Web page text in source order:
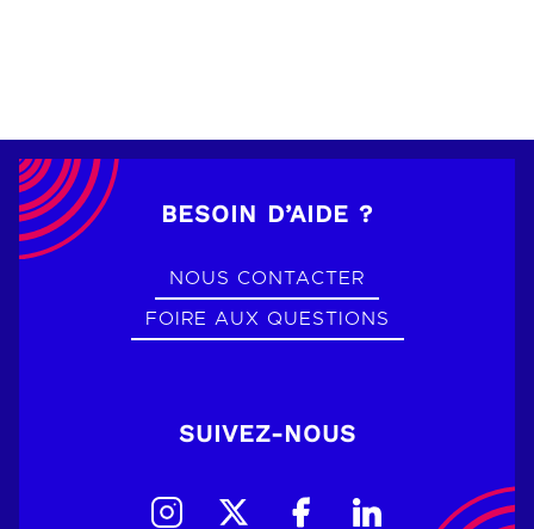
BESOIN D’AIDE ?
NOUS CONTACTER
FOIRE AUX QUESTIONS
SUIVEZ-NOUS